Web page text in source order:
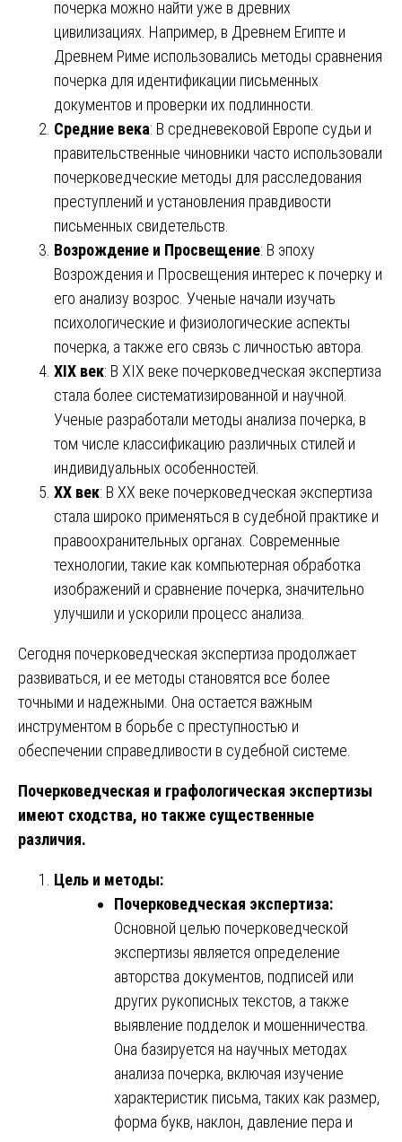
почерка можно найти уже в древних
цивилизациях. Например, в Древнем Египте и
Древнем Риме использовались методы сравнения
почерка для идентификации письменных
документов и проверки их подлинности.
Средние века: В средневековой Европе судьи и
правительственные чиновники часто использовали
почерковедческие методы для расследования
преступлений и установления правдивости
письменных свидетельств.
Возрождение и Просвещение: В эпоху
Возрождения и Просвещения интерес к почерку и
его анализу возрос. Ученые начали изучать
психологические и физиологические аспекты
почерка, а также его связь с личностью автора.
XIX век: В XIX веке почерковедческая экспертиза
стала более систематизированной и научной.
Ученые разработали методы анализа почерка, в
том числе классификацию различных стилей и
индивидуальных особенностей.
XX век: В XX веке почерковедческая экспертиза
стала широко применяться в судебной практике и
правоохранительных органах. Современные
технологии, такие как компьютерная обработка
изображений и сравнение почерка, значительно
улучшили и ускорили процесс анализа.
Сегодня почерковедческая экспертиза продолжает
развиваться, и ее методы становятся все более
точными и надежными. Она остается важным
инструментом в борьбе с преступностью и
обеспечении справедливости в судебной системе.
Почерковедческая и графологическая экспертизы
имеют сходства, но также существенные
различия.
Цель и методы:
Почерковедческая экспертиза:
Основной целью почерковедческой
экспертизы является определение
авторства документов, подписей или
других рукописных текстов, а также
выявление подделок и мошенничества.
Она базируется на научных методах
анализа почерка, включая изучение
характеристик письма, таких как размер,
форма букв, наклон, давление пера и